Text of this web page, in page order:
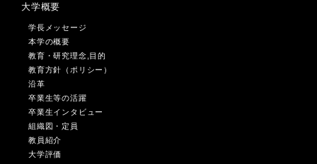
大学概要
学長メッセージ
本学の概要
教育・研究理念,目的
教育方針（ポリシー）
沿革
卒業生等の活躍
卒業生インタビュー
組織図・定員
教員紹介
大学評価